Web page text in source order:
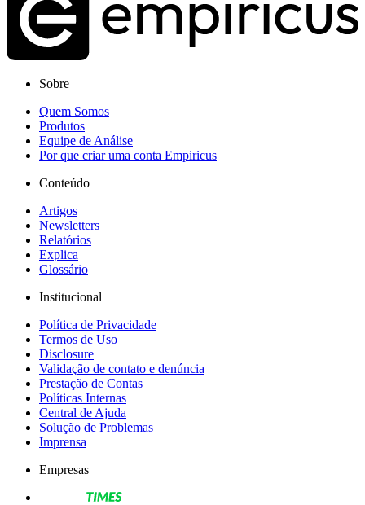
Sobre
Quem Somos
Produtos
Equipe de Análise
Por que criar uma conta Empiricus
Conteúdo
Artigos
Newsletters
Relatórios
Explica
Glossário
Institucional
Política de Privacidade
Termos de Uso
Disclosure
Validação de contato e denúncia
Prestação de Contas
Políticas Internas
Central de Ajuda
Solução de Problemas
Imprensa
Empresas